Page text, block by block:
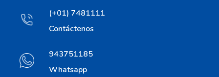
(+01) 7481111
Contáctenos
943751185
Whatsapp